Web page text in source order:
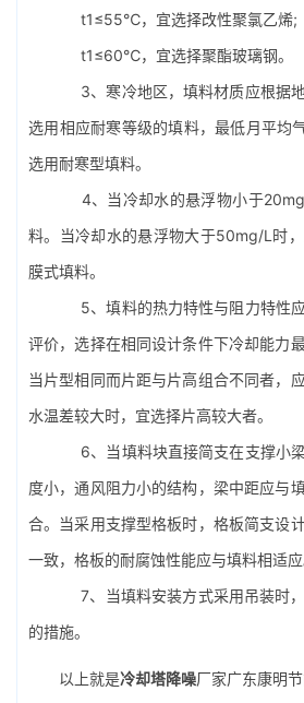
t1≤55℃，宜选择改性聚氯乙烯;
t1≤60℃，宜选择聚酯玻璃钢。
3、寒冷地区，填料材质应根据地
选用相应耐寒等级的填料，最低月平
选用耐寒型填料。
4、当冷却水的悬浮物小于
料。当冷却水的悬浮物大于50mg/L时
膜式填料。
5、填料的热力特性与阻力特性应
评价，选择在相同设计条件下冷却能力
当片型相同而片距与片高组合不同者，
水温差较大时，宜选择片高较大者。
6、当填料块直接简支在支撑小梁
度小，通风阻力小的结构，梁中距应与
合。当采用支撑型格板时，格板简支设
一致，格板的耐腐蚀性能应与填料相适应
7、当填料安装方式采用吊装时，
的措施。
以上就是冷却塔降噪厂家广东康明